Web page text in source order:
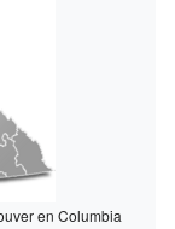
en Columbia